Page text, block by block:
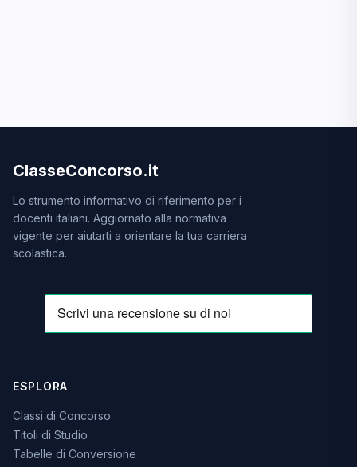
ClasseConcorso.it
Lo strumento informativo di riferimento per i
docenti italiani. Aggiornato alla normativa
vigente per aiutarti a orientare la tua carriera
scolastica.
ESPLORA
Classi di Concorso
Titoli di Studio
Tabelle di Conversione